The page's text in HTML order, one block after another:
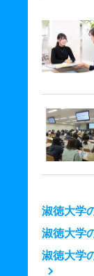
淑徳大学
淑徳大学
淑徳大学